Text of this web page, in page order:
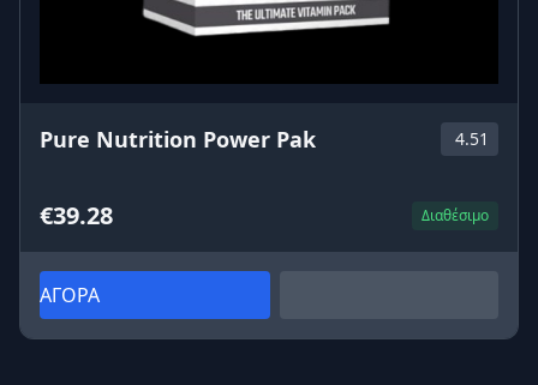
Pure Nutrition Power Pak 4.51
€39.28 Διαθέσιμο
ΑΓΟΡΑ